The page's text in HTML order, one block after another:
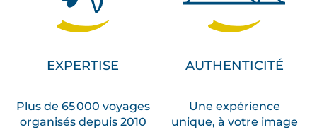
EXPERTISE
Plus de 65 000 voyages
organisés depuis 2010
AUTHENTICITÉ
Une expérience
unique, à votre image